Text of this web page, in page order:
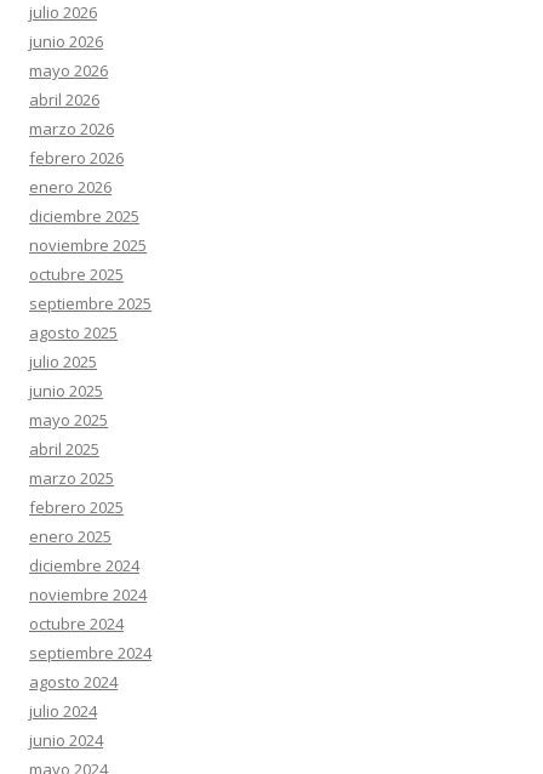
julio 2026
junio 2026
mayo 2026
abril 2026
marzo 2026
febrero 2026
enero 2026
diciembre 2025
noviembre 2025
octubre 2025
septiembre 2025
agosto 2025
julio 2025
junio 2025
mayo 2025
abril 2025
marzo 2025
febrero 2025
enero 2025
diciembre 2024
noviembre 2024
octubre 2024
septiembre 2024
agosto 2024
julio 2024
junio 2024
mayo 2024